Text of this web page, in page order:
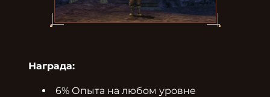
Награда:
6% Опыта на любом уровне